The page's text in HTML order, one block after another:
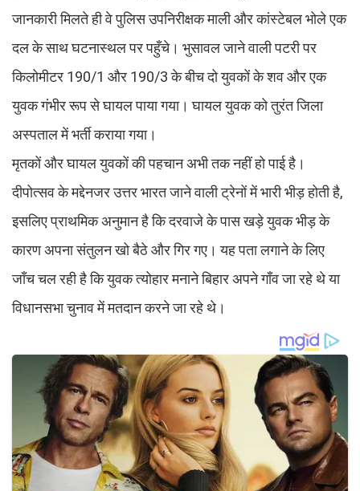
जानकारी मिलते ही वे पुलिस उपनिरीक्षक माली और कांस्टेबल भोले एक
दल के साथ घटनास्थल पर पहुँचे। भुसावल जाने वाली पटरी पर
किलोमीटर 190/1 और 190/3 के बीच दो युवकों के शव और एक
युवक गंभीर रूप से घायल पाया गया। घायल युवक को तुरंत जिला
अस्पताल में भर्ती कराया गया।
मृतकों और घायल युवकों की पहचान अभी तक नहीं हो पाई है।
दीपोत्सव के मद्देनजर उत्तर भारत जाने वाली ट्रेनों में भारी भीड़ होती है,
इसलिए प्राथमिक अनुमान है कि दरवाजे के पास खड़े युवक भीड़ के
कारण अपना संतुलन खो बैठे और गिर गए। यह पता लगाने के लिए
जाँच चल रही है कि युवक त्योहार मनाने बिहार अपने गाँव जा रहे थे या
विधानसभा चुनाव में मतदान करने जा रहे थे।